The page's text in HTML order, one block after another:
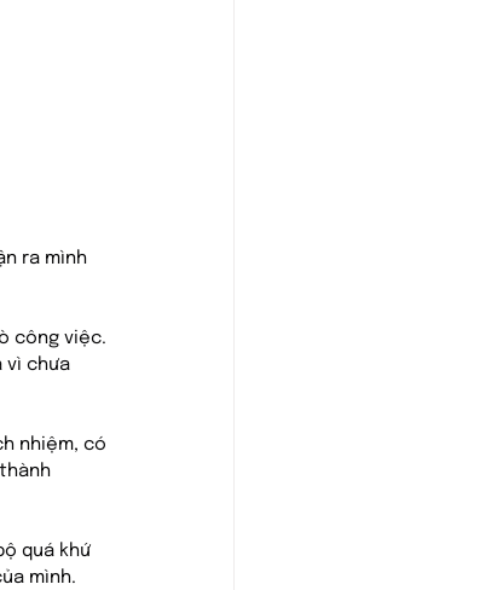
ra mình
công việc.
vì chưa
nhiệm, có
quá khứ
mình.